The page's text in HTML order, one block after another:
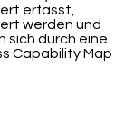
erfasst,
werden und
sich durch eine
Capability Map